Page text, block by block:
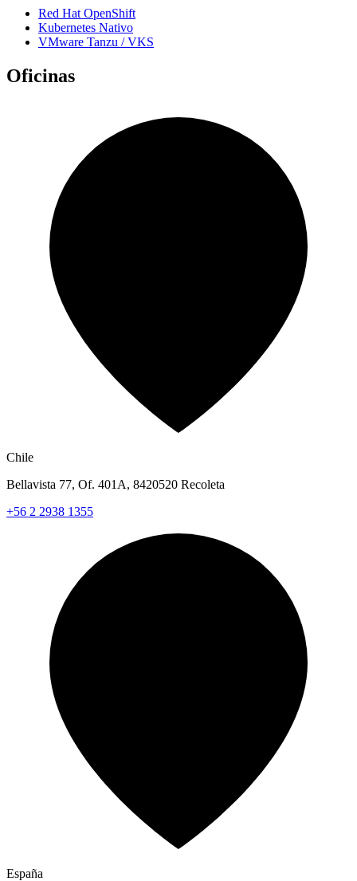
Red Hat OpenShift
Kubernetes Nativo
VMware Tanzu / VKS
Oficinas
Chile
Bellavista 77, Of. 401A, 8420520 Recoleta
+56 2 2938 1355
España